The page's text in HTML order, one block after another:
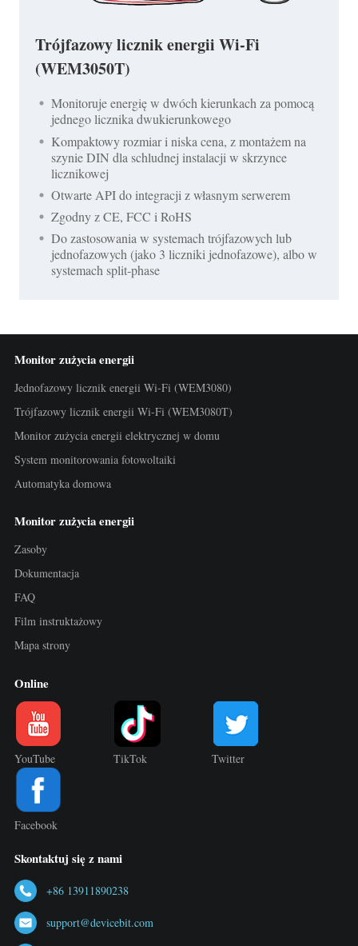
Trójfazowy licznik energii Wi-Fi
(WEM3050T)
Monitoruje energię w dwóch kierunkach za pomocą
jednego licznika dwukierunkowego
Kompaktowy rozmiar i niska cena, z montażem na
szynie DIN dla schludnej instalacji w skrzynce
licznikowej
Otwarte API do integracji z własnym serwerem
Zgodny z CE, FCC i RoHS
Do zastosowania w systemach trójfazowych lub
jednofazowych (jako 3 liczniki jednofazowe), albo w
systemach split-phase
Monitor zużycia energii
Jednofazowy licznik energii Wi-Fi (WEM3080)
Trójfazowy licznik energii Wi-Fi (WEM3080T)
Monitor zużycia energii elektrycznej w domu
System monitorowania fotowoltaiki
Automatyka domowa
Monitor zużycia energii
Zasoby
Dokumentacja
FAQ
Film instruktażowy
Mapa strony
Online
YouTube TikTok Twitter
Facebook
Skontaktuj się z nami
+86 13911890238
support@devicebit.com